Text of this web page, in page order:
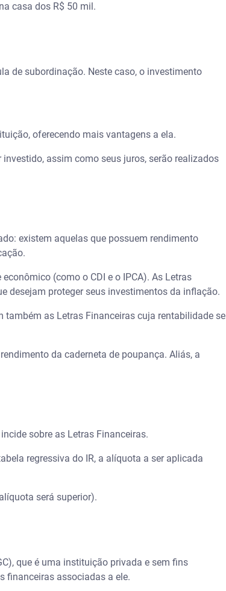
casa dos R$ 50 mil.
de subordinação. Neste caso, o investimento
oferecendo mais vantagens a ela.
assim como seus juros, serão realizados
existem aquelas que possuem rendimento
(como o CDI e o IPCA). As Letras
desejam proteger seus investimentos da inflação.
também as Letras Financeiras cuja rentabilidade se
da caderneta de poupança. Aliás, a
sobre as Letras Financeiras.
regressiva do IR, a alíquota a ser aplicada
será superior).
que é uma instituição privada e sem fins
financeiras associadas a ele.